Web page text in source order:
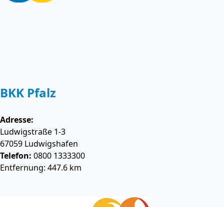
BKK Pfalz
Adresse:
Ludwigstraße 1-3
67059 Ludwigshafen
Telefon: 0800 1333300
Entfernung: 447.6 km